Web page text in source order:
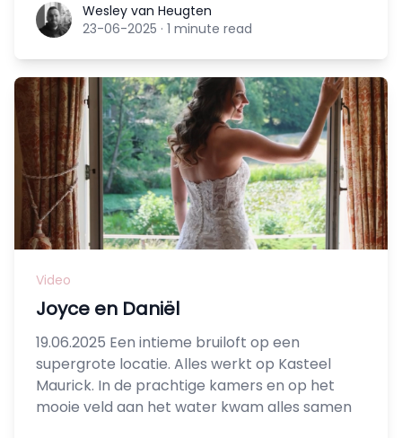
Wesley van Heugten
Wesley van Heugten
23-06-2025 · 1 minute read
Video
Joyce en Daniël
19.06.2025 Een intieme bruiloft op een
supergrote locatie. Alles werkt op Kasteel
Maurick. In de prachtige kamers en op het
mooie veld aan het water kwam alles samen